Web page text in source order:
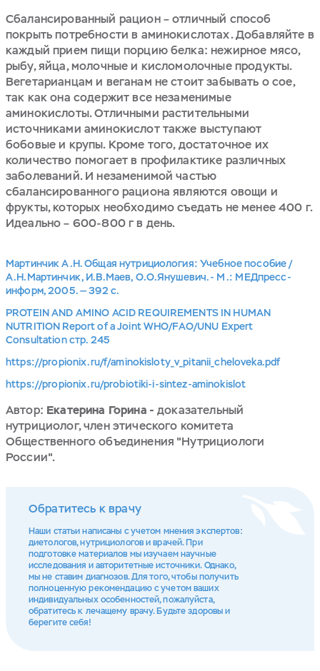
Сбалансированный рацион – отличный способ
покрыть потребности в аминокислотах. Добавляйте в
каждый прием пищи порцию белка: нежирное мясо,
рыбу, яйца, молочные и кисломолочные продукты.
Вегетарианцам и веганам не стоит забывать о сое,
так как она содержит все незаменимые
аминокислоты. Отличными растительными
источниками аминокислот также выступают
бобовые и крупы. Кроме того, достаточное их
количество помогает в профилактике различных
заболеваний. И незаменимой частью
сбалансированного рациона являются овощи и
фрукты, которых необходимо съедать не менее 400 г.
Идеально – 600-800 г в день.
Мартинчик А.Н. Общая нутрициология: Учебное пособие /
А.Н.Мартинчик, И.В.Маев, О.О.Янушевич. - М .: МЕДпресс-
информ, 2005. — 392 с.
PROTEIN AND AMINO ACID REQUIREMENTS IN HUMAN
NUTRITION Report of a Joint WHO/FAO/UNU Expert
Consultation стр. 245
https://propionix.ru/f/aminokisloty_v_pitanii_cheloveka.pdf
https://propionix.ru/probiotiki-i-sintez-aminokislot
Автор: Екатерина Горина -доказательный
нутрициолог, член этического комитета
Общественного объединения "Нутрициологи
России".
Обратитесь к врачу
Наши статьи написаны с учетом мнения экспертов:
диетологов, нутрициологов и врачей. При
подготовке материалов мы изучаем научные
исследования и авторитетные источники. Однако,
мы не ставим диагнозов. Для того, чтобы получить
полноценную рекомендацию с учетом ваших
индивидуальных особенностей, пожалуйста,
обратитесь к лечащему врачу. Будьте здоровы и
берегите себя!